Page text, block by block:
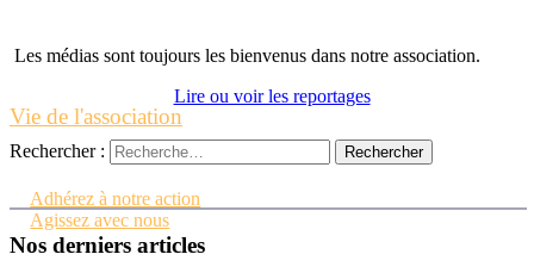
Les médias sont toujours les bienvenus dans notre association.
Lire ou voir les reportages
Vie de l'association
Rechercher :
Adhérez à notre action
Agissez avec nous
Nos derniers articles